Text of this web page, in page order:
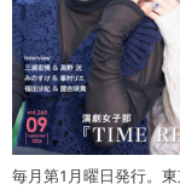
毎月第1月曜日発行。